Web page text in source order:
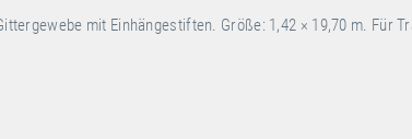
mit Einhängestiften. Größe: 1,42 × 19,70 m. Für